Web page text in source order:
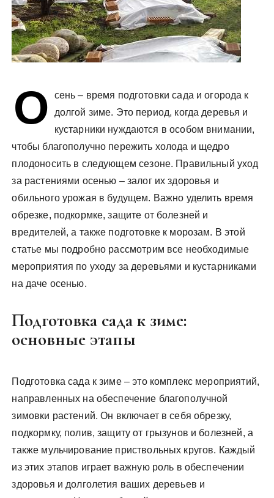
О
сень – время подготовки сада и огорода к
долгой зиме. Это период, когда деревья и
кустарники нуждаются в особом внимании,
чтобы благополучно пережить холода и щедро
плодоносить в следующем сезоне. Правильный уход
за растениями осенью – залог их здоровья и
обильного урожая в будущем. Важно уделить время
обрезке, подкормке, защите от болезней и
вредителей, а также подготовке к морозам. В этой
статье мы подробно рассмотрим все необходимые
мероприятия по уходу за деревьями и кустарниками
на даче осенью.
Подготовка сада к зиме:
основные этапы
Подготовка сада к зиме – это комплекс мероприятий,
направленных на обеспечение благополучной
зимовки растений. Он включает в себя обрезку,
подкормку, полив, защиту от грызунов и болезней, а
также мульчирование приствольных кругов. Каждый
из этих этапов играет важную роль в обеспечении
здоровья и долголетия ваших деревьев и